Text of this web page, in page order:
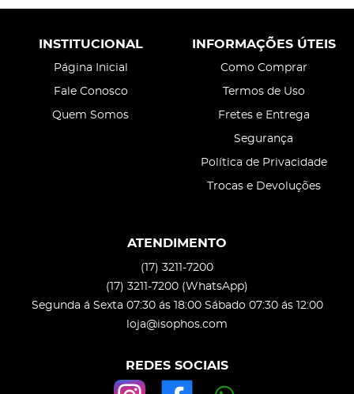
INSTITUCIONAL
Página Inicial
Fale Conosco
Quem Somos
INFORMAÇÕES ÚTEIS
Como Comprar
Termos de Uso
Fretes e Entrega
Segurança
Política de Privacidade
Trocas e Devoluções
ATENDIMENTO
(17) 3211-7200
(17) 3211-7200 (WhatsApp)
Segunda á Sexta 07:30 ás 18:00 Sábado 07:30 ás 12:00
loja@isophos.com
REDES SOCIAIS